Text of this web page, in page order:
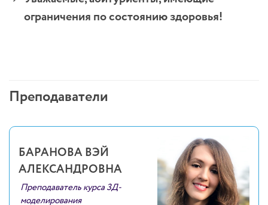
ограничения по состоянию здоровья!
Преподаватели
БАРАНОВА ВЭЙ
АЛЕКСАНДРОВНА
Преподаватель курса 3Д-
моделирования